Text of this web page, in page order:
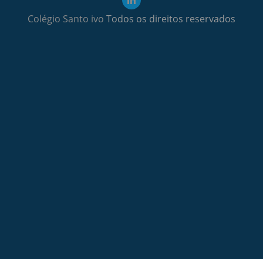
Colégio Santo ivo Todos os direitos reservados